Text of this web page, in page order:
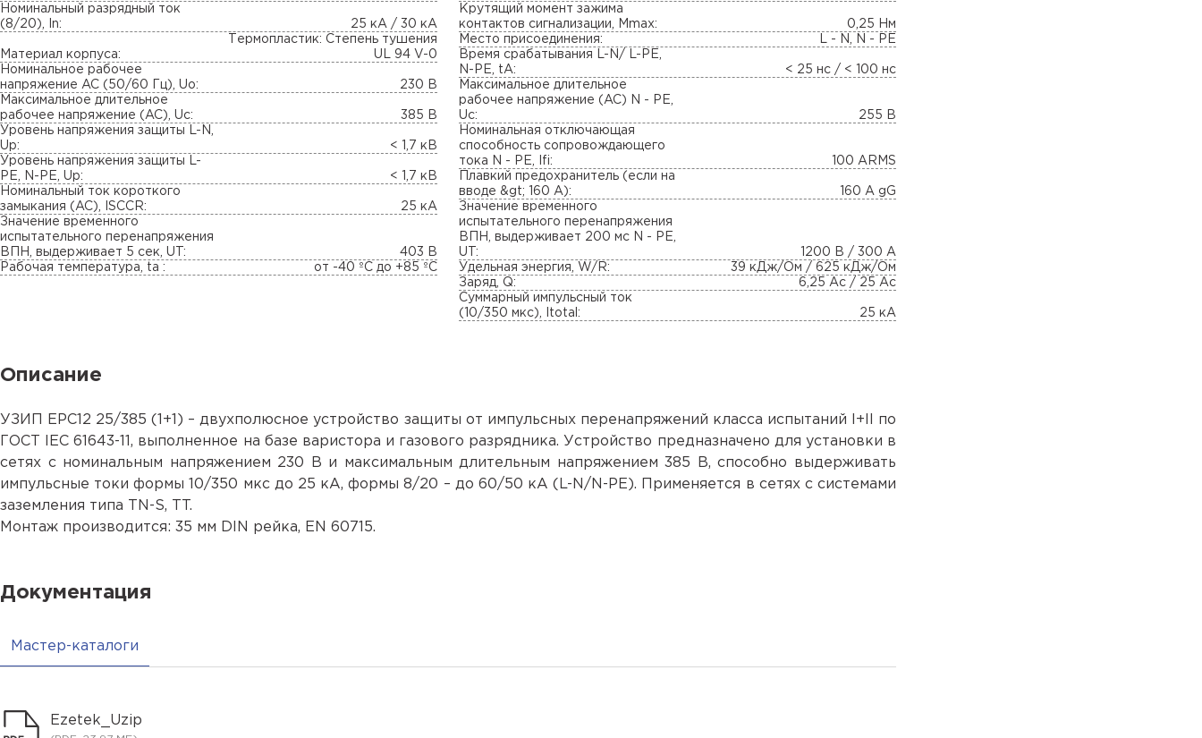
Номинальный разрядный ток
(8/20), In:
25 кА / 30 кА
Материал корпуса:
Термопластик: Степень тушения
UL 94 V-0
Номинальное рабочее
напряжение AC (50/60 Гц), Uo:
230 В
Максимальное длительное
рабочее напряжение (AC), Uc:
385 В
Уровень напряжения защиты L-N,
Up:
< 1,7 кВ
Уровень напряжения защиты L-
PE, N-PE, Up:
< 1,7 кВ
Номинальный ток короткого
замыкания (AC), ISCCR:
25 кА
Значение временного
испытательного перенапряжения
ВПН, выдерживает 5 сек, UT:
403 В
Рабочая температура, ta :
от -40 ºC до +85 ºC
Крутящий момент зажима
контактов сигнализации, Mmax:
0,25 Нм
Место присоединения:
L - N, N - PE
Время срабатывания L-N/ L-PE,
N-PE, tA:
< 25 нс / < 100 нс
Максимальное длительное
рабочее напряжение (AC) N - PE,
Uc:
255 В
Номинальная отключающая
способность сопровождающего
тока N - PE, Ifi:
100 ARMS
Плавкий предохранитель (если на
вводе &gt; 160 A):
160 A gG
Значение временного
испытательного перенапряжения
ВПН, выдерживает 200 мс N - PE,
UT:
1200 В / 300 А
Удельная энергия, W/R:
39 кДж/Ом / 625 кДж/Ом
Заряд, Q:
6,25 Ас / 25 Ас
Суммарный импульсный ток
(10/350 мкс), Itotal:
25 кА
Описание
УЗИП ЕРС12 25/385 (1+1) – двухполюсное устройство защиты от импульсных перенапряжений класса испытаний I+II по
ГОСТ IEC 61643-11, выполненное на базе варистора и газового разрядника. Устройство предназначено для установки в
сетях с номинальным напряжением 230 В и максимальным длительным напряжением 385 В, способно выдерживать
импульсные токи формы 10/350 мкс до 25 кА, формы 8/20 – до 60/50 кА (L-N/N-PE). Применяется в сетях с системами
заземления типа TN-S, TT.
Монтаж производится: 35 мм DIN рейка, EN 60715.
Документация
Мастер-каталоги
Ezetek_Uzip